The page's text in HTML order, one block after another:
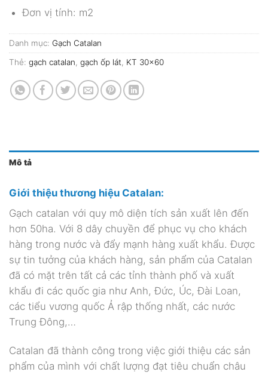
Đơn vị tính: m2
Danh mục: Gạch Catalan
Thẻ: gạch catalan, gạch ốp lát, KT 30x60
Mô tả
Giới thiệu thương hiệu Catalan:
Gạch catalan với quy mô diện tích sản xuất lên đến
hơn 50ha. Với 8 dây chuyền để phục vụ cho khách
hàng trong nước và đẩy mạnh hàng xuất khẩu. Được
sự tin tưởng của khách hàng, sản phẩm của Catalan
đã có mặt trên tất cả các tỉnh thành phố và xuất
khẩu đi các quốc gia như Anh, Đức, Úc, Đài Loan,
các tiểu vương quốc Ả rập thống nhất, các nước
Trung Đông,…
Catalan đã thành công trong việc giới thiệu các sản
phẩm của mình với chất lượng đạt tiêu chuẩn châu